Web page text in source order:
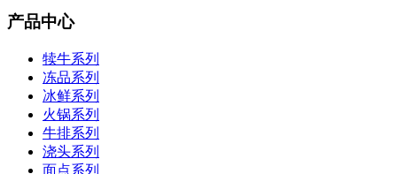
产品中心
犊牛系列
冻品系列
冰鲜系列
火锅系列
牛排系列
浇头系列
面点系列